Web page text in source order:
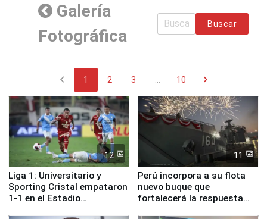
Galería
Fotográfica
Buscar
chevron_left 1 2 3 10 chevron_right
12
Liga 1: Universitario y
Sporting Cristal empataron
1-1 en el Estadio
11
Perú incorpora a su flota
nuevo buque que
fortalecerá la respuesta